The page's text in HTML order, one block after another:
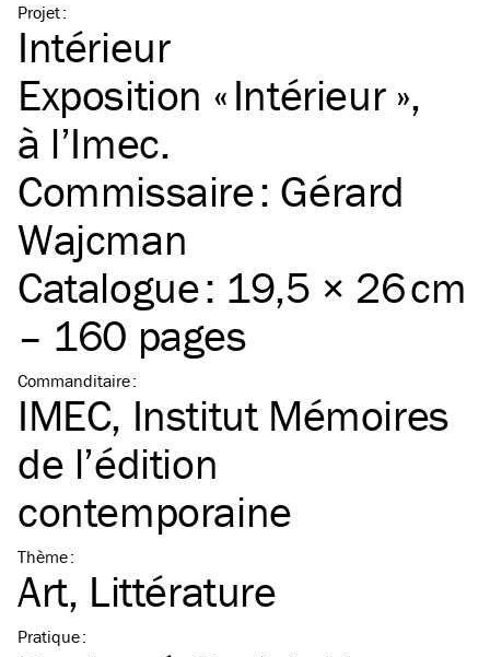
Projet:
Intérieur
Exposition « Intérieur »,
à l’Imec.
Commissaire : Gérard
Wajcman
Catalogue : 19,5 × 26 cm
– 160 pages
Commanditaire:
IMEC, Institut Mémoires
de l’édition
contemporaine
Thème:
Art Littérature
Pratique: